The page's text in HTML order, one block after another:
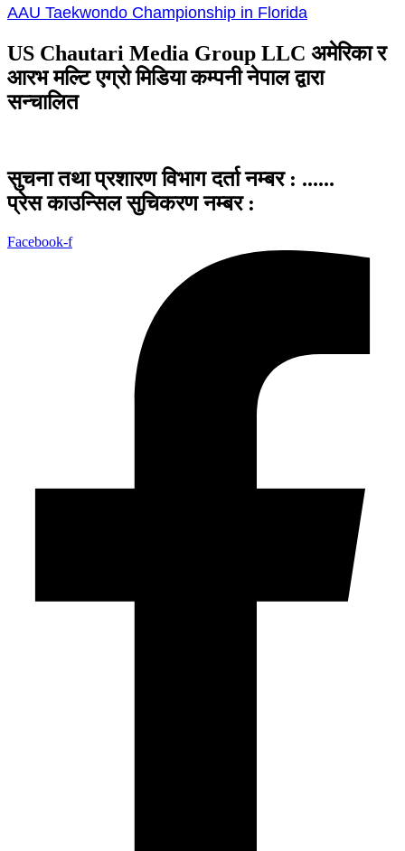
AAU Taekwondo Championship in Florida
US Chautari Media Group LLC अमेरिका र
आरभ मल्टि एग्रो मिडिया कम्पनी नेपाल द्वारा
सन्चालित
सुचना तथा प्रशारण विभाग दर्ता नम्बर : ......
प्रेस काउन्सिल सुचिकरण नम्बर :
Facebook-f